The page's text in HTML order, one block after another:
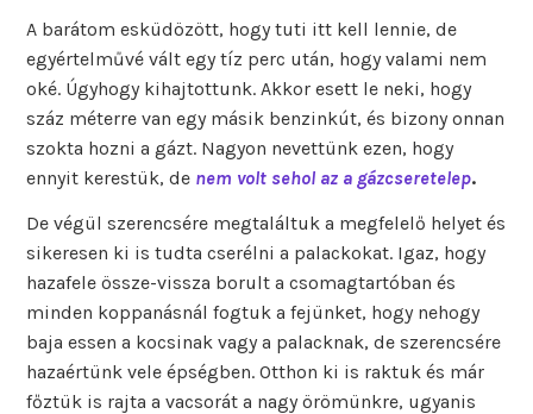
A barátom esküdözött, hogy tuti itt kell lennie, de
egyértelművé vált egy tíz perc után, hogy valami nem
oké. Úgyhogy kihajtottunk. Akkor esett le neki, hogy
száz méterre van egy másik benzinkút, és bizony onnan
szokta hozni a gázt. Nagyon nevettünk ezen, hogy
ennyit kerestük, de nem volt sehol az a gázcseretelep.
De végül szerencsére megtaláltuk a megfelelő helyet és
sikeresen ki is tudta cserélni a palackokat. Igaz, hogy
hazafele össze-vissza borult a csomagtartóban és
minden koppanásnál fogtuk a fejünket, hogy nehogy
baja essen a kocsinak vagy a palacknak, de szerencsére
hazaértünk vele épségben. Otthon ki is raktuk és már
főztük is rajta a vacsorát a nagy örömünkre, ugyanis